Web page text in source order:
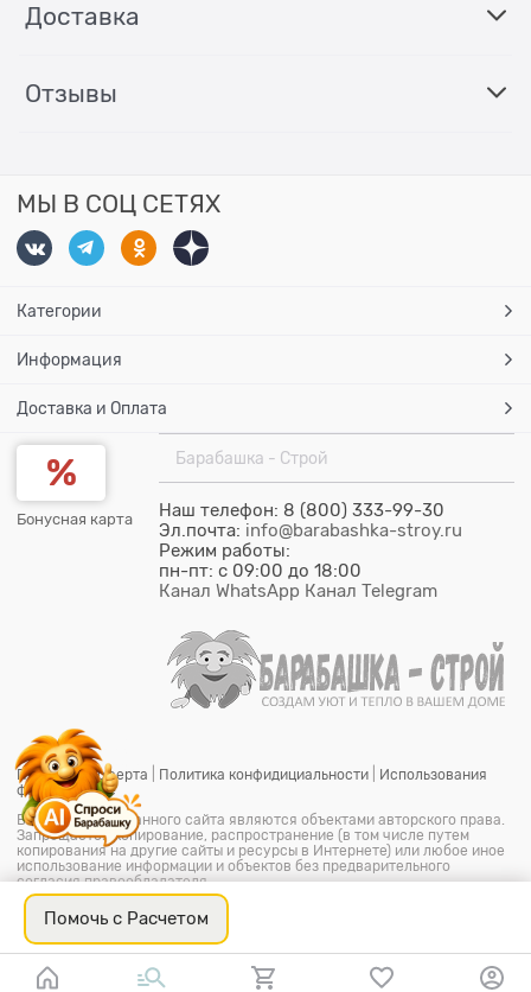
Помочь с Расчетом
Доставка
Отзывы
МЫ В СОЦ СЕТЯХ
Категории
Информация
Доставка и Оплата
Бонусная карта
Барабашка - Строй
Наш телефон: 8 (800) 333-99-30
Эл.почта: info@barabashka-stroy.ru
Режим работы:
пн-пт: c 09:00 до 18:00
Канал WhatsApp Канал Telegram
Публичная оферта Политика конфидициальности
Использования
файлов cookie
Все материалы данного сайта являются объектами авторского права.
Запрещается копирование, распространение (в том числе путем
копирования на другие сайты и ресурсы в Интернете) или любое иное
использование информации и объектов без предварительного
согласия правообладателя.
© ООО "Барабашка-Строй"2026.
офицальным зарегистрированым товарным знаком (знак
обслуживания) № 851849